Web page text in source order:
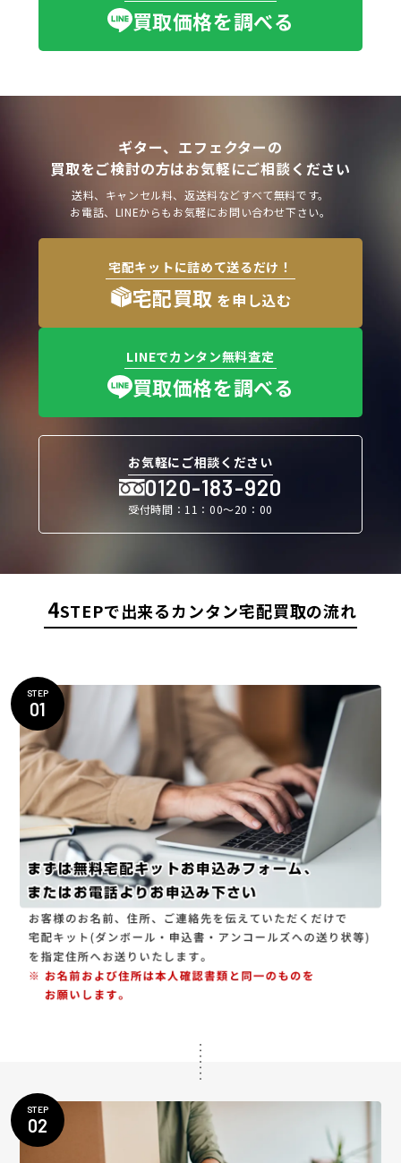
買取価格を調べる
ギター、エフェクターの
買取をご検討の方はお気軽にご相談ください
送料、キャンセル料、返送料などすべて無料です。
お電話、LINEからもお気軽にお問い合わせ下さい。
宅配キットに詰めて送るだけ！
宅配買取 を申し込む
LINEでカンタン無料査定
買取価格を調べる
お気軽にご相談ください
0120-183-920
受付時間：11：00〜20：00
4STEPで出来るカンタン宅配買取の流れ
STEP
01
STEP
02